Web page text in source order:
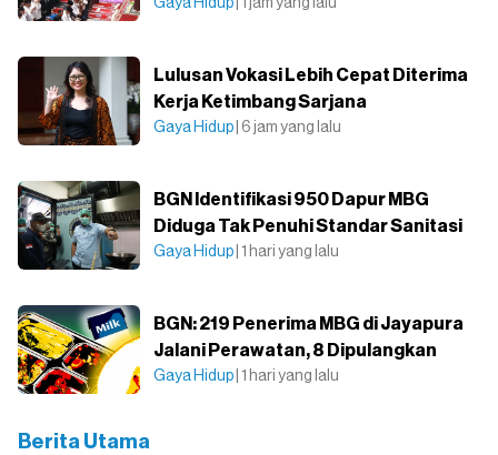
Lulusan Vokasi Lebih Cepat Diterima
Kerja Ketimbang Sarjana
Gaya Hidup | 6 jam yang lalu
BGN Identifikasi 950 Dapur MBG
Diduga Tak Penuhi Standar Sanitasi
Gaya Hidup | 1 hari yang lalu
BGN: 219 Penerima MBG di Jayapura
Jalani Perawatan, 8 Dipulangkan
Gaya Hidup | 1 hari yang lalu
Berita Utama